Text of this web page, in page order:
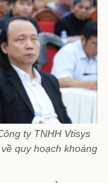
ty TNHH Vtisys
quy hoạch khoáng